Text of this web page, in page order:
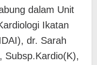
dalam Unit
Ikatan
dr. Sarah
Subsp.Kardio(K),